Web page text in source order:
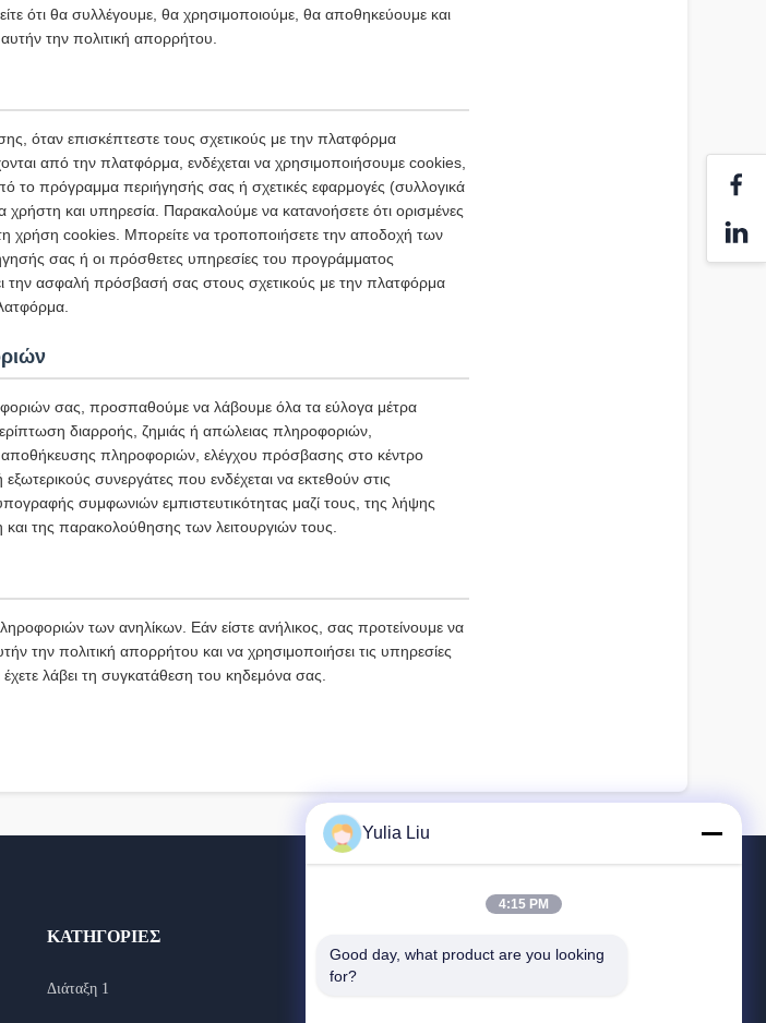
ότι θα συλλέγουμε, θα χρησιμοποιούμε, θα αποθηκεύουμε και
την πολιτική απορρήτου.
όταν επισκέπτεστε τους σχετικούς με την πλατφόρμα
από την πλατφόρμα, ενδέχεται να χρησιμοποιήσουμε cookies,
πρόγραμμα περιήγησής σας ή σχετικές εφαρμογές (συλλογικά
χρήστη και υπηρεσία. Παρακαλούμε να κατανοήσετε ότι ορισμένες
χρήση cookies. Μπορείτε να τροποποιήσετε την αποδοχή των
σας ή οι πρόσθετες υπηρεσίες του προγράμματος
την ασφαλή πρόσβασή σας στους σχετικούς με την πλατφόρμα
σας, προσπαθούμε να λάβουμε όλα τα εύλογα μέτρα
διαρροής, ζημιάς ή απώλειας πληροφοριών,
πληροφοριών, ελέγχου πρόσβασης στο κέντρο
συνεργάτες που ενδέχεται να εκτεθούν στις
συμφωνιών εμπιστευτικότητας μαζί τους, της λήψης
της παρακολούθησης των λειτουργιών τους.
των ανηλίκων. Εάν είστε ανήλικος, σας προτείνουμε να
την πολιτική απορρήτου και να χρησιμοποιήσει τις υπηρεσίες
λάβει τη συγκατάθεση του κηδεμόνα σας.
ΚΑΤΗΓΟΡΊΕΣ
Διάταξη 1
Yulia Liu
4:15 PM
Good day, what product are you looking
for?